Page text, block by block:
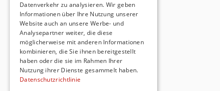
Datenverkehr zu analysieren. Wir geben
Informationen über Ihre Nutzung unserer
Website auch an unsere Werbe- und
Analysepartner weiter, die diese
möglicherweise mit anderen Informationen
kombinieren, die Sie ihnen bereitgestellt
haben oder die sie im Rahmen Ihrer
Nutzung ihrer Dienste gesammelt haben.
Datenschutzrichtlinie